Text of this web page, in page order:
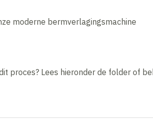
moderne bermverlagingsmachine
proces? Lees hieronder de folder of